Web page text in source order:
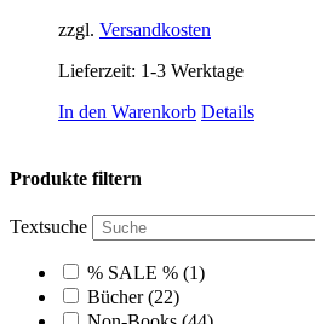
zzgl. Versandkosten
Lieferzeit: 1-3 Werktage
In den Warenkorb Details
Produkte filtern
Textsuche
% SALE % (1)
Bücher(22)